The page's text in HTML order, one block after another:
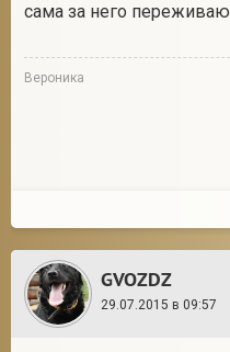
сама за него переживаю
Вероника
GVOZDZ
29.07.2015 в 09:57